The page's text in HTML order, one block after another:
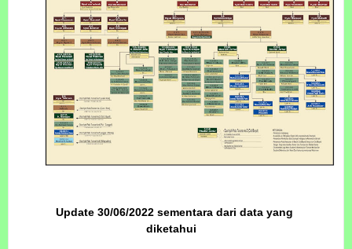
Update 30/06/2022 sementara dari data yang
diketahui